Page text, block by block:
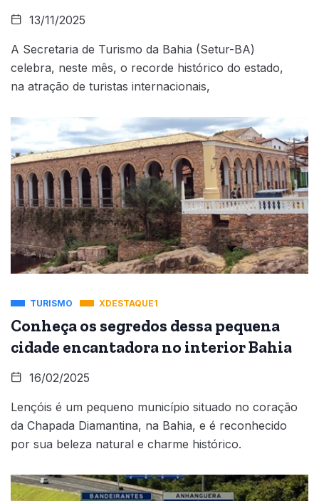
13/11/2025
A Secretaria de Turismo da Bahia (Setur-BA)
celebra, neste mês, o recorde histórico do estado,
na atração de turistas internacionais,
TURISMO XDESTAQUE1
Conheça os segredos dessa pequena
cidade encantadora no interior Bahia
16/02/2025
Lençóis é um pequeno município situado no coração
da Chapada Diamantina, na Bahia, e é reconhecido
por sua beleza natural e charme histórico.